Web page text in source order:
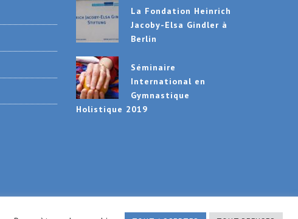
La Fondation Heinrich
Jacoby-Elsa Gindler à
Berlin
Séminaire
International en
Gymnastique
Holistique 2019